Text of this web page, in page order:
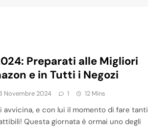
Preparati alle Migliori
e in Tutti i Negozi
Novembre 2024 1 12 Mins
avvicina, e con lui il momento di fare tanti
Questa giornata è ormai uno degli